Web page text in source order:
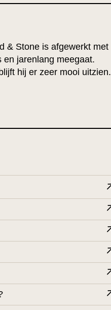
& Stone is afgewerkt met
jarenlang meegaat.
blijft hij er zeer mooi uitzien.